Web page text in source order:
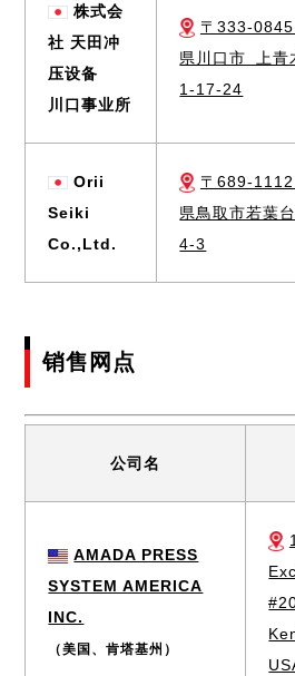
株式会
社 天田冲
压设备
川口事业所
〒333-0845
県川口市 上青
1-17-24
Orii
Seiki
Co.,Ltd.
〒689-1112
県鳥取市若葉
4-3
销售网点
公司名
AMADA PRESS
SYSTEM AMERICA
INC.
（美国、肯塔基州）